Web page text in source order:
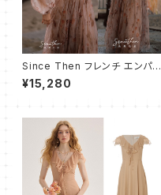
Since Then フレンチ エンパイ
アワンピース ドレス フレアロン
グ
¥15,280